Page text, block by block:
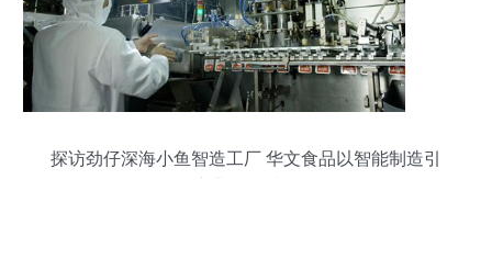
探访劲仔深海小鱼智造工厂 华文食品以智能制造引